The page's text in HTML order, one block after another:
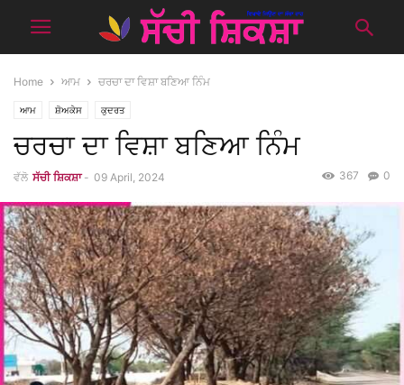
Home ਆਮ ਚਰਚਾ ਦਾ ਵਿਸ਼ਾ ਬਣਿਆ ਨਿੰਮ
ਆਮ ਸ਼ੋਅਕੇਸ ਕੁਦਰਤ
ਚਰਚਾ ਦਾ ਵਿਸ਼ਾ ਬਣਿਆ ਨਿੰਮ
ਵੱਲੋ ਸੱਚੀ ਸ਼ਿਕਸ਼ਾ - 09 April, 2024 0
367